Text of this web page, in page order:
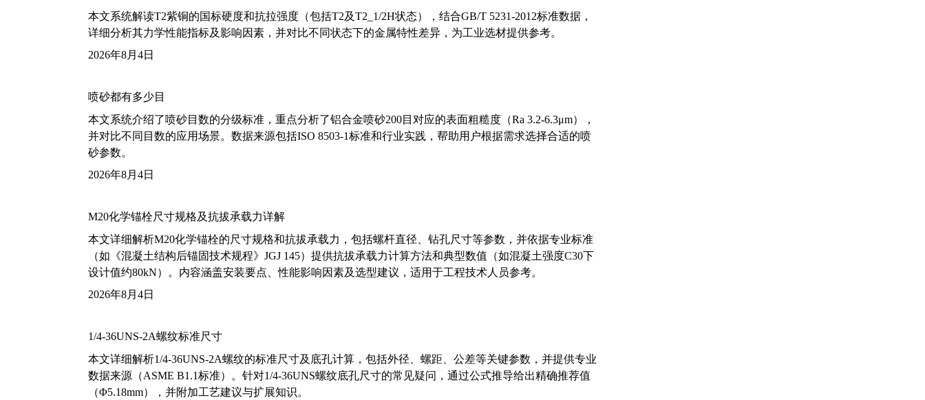
本文系统解读T2紫铜的国标硬度和抗拉强度（包括T2及T2_1/2H状态），结合GB/T 5231-2012标准数据，
详细分析其力学性能指标及影响因素，并对比不同状态下的金属特性差异，为工业选材提供参考。
2026年8月4日
喷砂都有多少目
本文系统介绍了喷砂目数的分级标准，重点分析了铝合金喷砂200目对应的表面粗糙度（Ra 3.2-6.3μm），
并对比不同目数的应用场景。数据来源包括ISO 8503-1标准和行业实践，帮助用户根据需求选择合适的喷
砂参数。
2026年8月4日
M20化学锚栓尺寸规格及抗拔承载力详解
本文详细解析M20化学锚栓的尺寸规格和抗拔承载力，包括螺杆直径、钻孔尺寸等参数，并依据专业标准
（如《混凝土结构后锚固技术规程》JGJ 145）提供抗拔承载力计算方法和典型数值（如混凝土强度C30下
设计值约80kN）。内容涵盖安装要点、性能影响因素及选型建议，适用于工程技术人员参考。
2026年8月4日
1/4-36UNS-2A螺纹标准尺寸
本文详细解析1/4-36UNS-2A螺纹的标准尺寸及底孔计算，包括外径、螺距、公差等关键参数，并提供专业
数据来源（ASME B1.1标准）。针对1/4-36UNS螺纹底孔尺寸的常见疑问，通过公式推导给出精确推荐值
（Φ5.18mm），并附加工艺建议与扩展知识。